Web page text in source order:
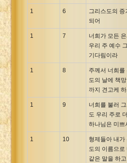
1 6
그리스도의
되어
1 7
너희가 모든
우리 주 예수
기다림이라
1 8
주께서 너희를
도의 날에 책
까지 견고케
1 9
너희를 불러
도 우리 주로
하나님은 미쁘
1 10
형제들아 내가
도의 이름으
같은 말을 하